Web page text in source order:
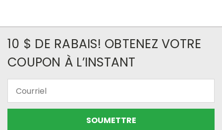
10 $ DE RABAIS! OBTENEZ VOTRE
COUPON À L’INSTANT